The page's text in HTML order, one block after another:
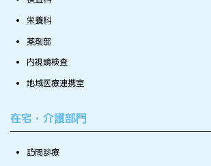
栄養科
薬剤部
内視鏡検査
地域医療連携室
在宅・介護部門
訪問診療